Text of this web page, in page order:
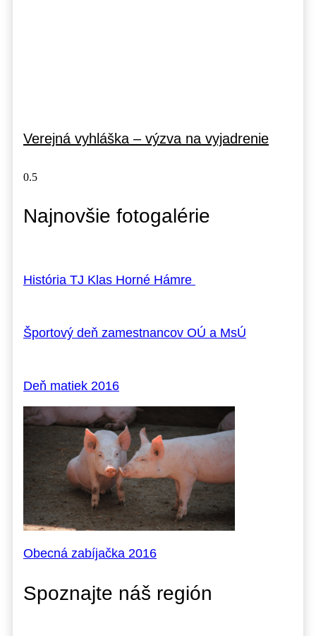
Verejná vyhláška – výzva na vyjadrenie
Najnovšie fotogalérie
História TJ Klas Horné Hámre
Športový deň zamestnancov OÚ a MsÚ
Deň matiek 2016
Obecná zabíjačka 2016
Spoznajte náš región